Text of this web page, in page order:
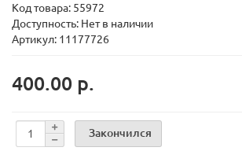
Код товара: 55972
Доступность: Нет в наличии
Артикул: 11177726
400.00 р.
Закончился